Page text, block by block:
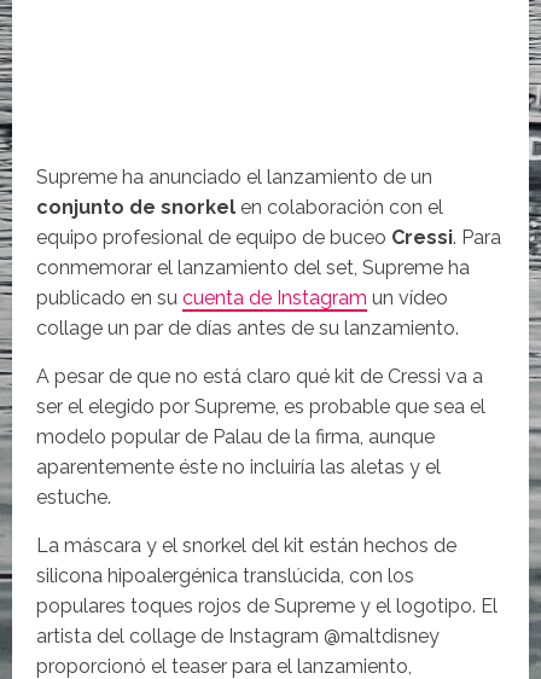
Supreme ha anunciado el lanzamiento de un
conjunto de snorkel en colaboración con el
equipo profesional de equipo de buceo Cressi. Para
conmemorar el lanzamiento del set, Supreme ha
publicado en su cuenta de Instagram un vídeo
collage un par de días antes de su lanzamiento.
A pesar de que no está claro qué kit de Cressi va a
ser el elegido por Supreme, es probable que sea el
modelo popular de Palau de la firma, aunque
aparentemente éste no incluiría las aletas y el
estuche.
La máscara y el snorkel del kit están hechos de
silicona hipoalergénica translúcida, con los
populares toques rojos de Supreme y el logotipo. El
artista del collage de Instagram @maltdisney
proporcionó el teaser para el lanzamiento,